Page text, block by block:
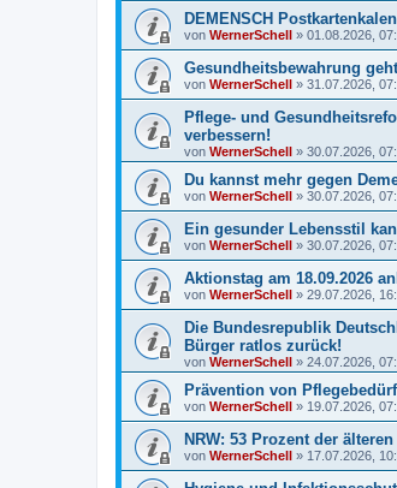
DEMENSCH
von WernerSchell » 01.08.2026,
Gesundheitsbewahrung
von WernerSchell » 31.07.2026,
Pflege- und
verbessern!
von WernerSchell » 30.07.2026,
Du kannst mehr gegen
von WernerSchell » 30.07.2026,
Ein gesunder Lebensstil
von WernerSchell » 30.07.2026,
Aktionstag am 18.09.2026
von WernerSchell » 29.07.2026,
Die Bundesrepublik
Bürger ratlos zurück!
von WernerSchell » 24.07.2026,
Prävention von
von WernerSchell » 19.07.2026,
NRW: 53 Prozent der
von WernerSchell » 17.07.2026,